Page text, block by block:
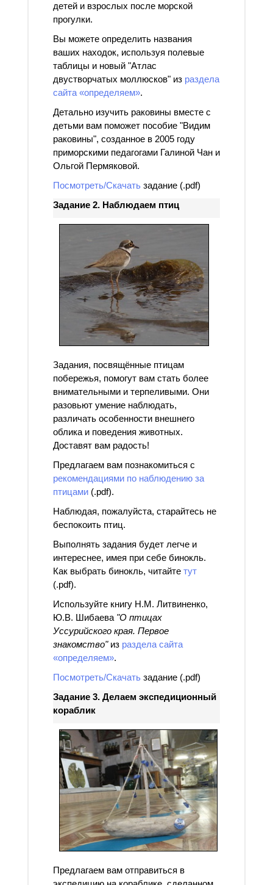
детей и взрослых после морской
прогулки.
Вы можете определить названия
ваших находок, используя полевые
таблицы и новый "Атлас
двустворчатых моллюсков" из раздела
сайта «определяем».
Детально изучить раковины вместе с
детьми вам поможет пособие "Видим
раковины", созданное в 2005 году
приморскими педагогами Галиной Чан и
Ольгой Пермяковой.
Посмотреть/Скачать задание (.pdf)
Задание 2. Наблюдаем птиц
Задания, посвящённые птицам
побережья, помогут вам стать более
внимательными и терпеливыми. Они
разовьют умение наблюдать,
различать особенности внешнего
облика и поведения животных.
Доставят вам радость!
Предлагаем вам познакомиться с
рекомендациями по наблюдению за
птицами (.pdf).
Наблюдая, пожалуйста, старайтесь не
беспокоить птиц.
Выполнять задания будет легче и
интереснее, имея при себе бинокль.
Как выбрать бинокль, читайте тут
(.pdf).
Используйте книгу Н.М. Литвиненко,
Ю.В. Шибаева "О птицах
Уссурийского края. Первое
знакомство"из раздела сайта
«определяем».
Посмотреть/Скачать задание (.pdf)
Задание 3. Делаем экспедиционный
кораблик
Предлагаем вам отправиться в